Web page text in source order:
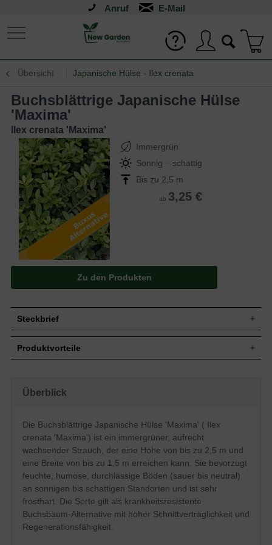
Anruf
Übersicht Japanische Hülse - Ilex crenata
Buchsblättrige Japanische Hülse
'Maxima'
Ilex crenata 'Maxima'
Immergrün
Sonnig – schattig
Bis zu 2,5 m
ab 3,25 €
Zu den Produkten
Steckbrief
Zuwachs
Wuchsform
Frucht
Schwarze kugelige Beeren, nicht zum
Verzehr geeignet
Blüte
Weiß, Mai – Juni, unscheinbar
Boden
Relativ anspruchslos, bevorzugt feuchte,
nahrhafte, humose und durchlässige
Böden, sauer bis neutral, Staunässe
meiden
Standort
Sonnig – halbschattig, schattig
Verwendung
Heckenpflanze, Beetumrandung,
Flächenbegrünung, Kübelpflanze
Produktvorteile
sehr schnittverträglich
hohes Ausschlags- und
Regenerationsvermögen
verträgt keine extreme Trockenheit
verträgt keine Staunässe
Überblick
Die Buchsblättrige Japanische Hülse 'Maxima' ( Ilex
crenata 'Maxima') ist ein immergrüner, aufrecht
wachsender Strauch, der eine Höhe von bis zu 2,5 m und
eine Breite von bis zu 1,5 m erreichen kann. Sie bevorzugt
feuchte, humose, durchlässige Böden (sauer bis neutral)
an sonnigen bis schattigen Standorten und ist sehr
frosthart. Die Sorte gilt als krankheitsresistente
Buchsbaum-Alternative mit hoher Schnittverträglichkeit und
Regenerationsfähigkeit.